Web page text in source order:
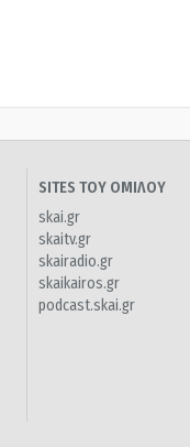
SITES ΤΟΥ ΟΜΙΛΟΥ
skai.gr
skaitv.gr
skairadio.gr
skaikairos.gr
podcast.skai.gr